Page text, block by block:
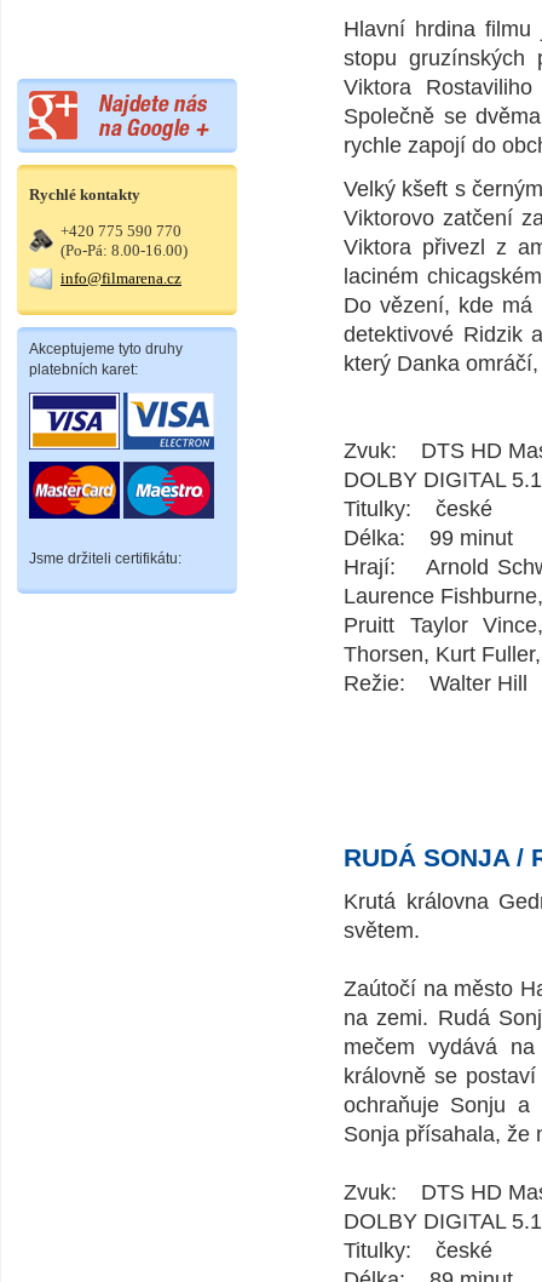
Rychlé kontakty
+420 775 590 770
(Po-Pá: 8.00-16.00)
info@filmarena.cz
Akceptujeme tyto druhy
platebních karet:
Jsme držiteli certifikátu:
Hlavní hrdina filmu
stopu gruzínských
Viktora
Společně se
rychle zapojí do
Velký kšeft s
Viktorovo zatčení
Viktora přivezl z
laciném
Do vězení, kde má
detektivové Ridzik
který Danka
Zvuk: DTS HD
DOLBY DIGITAL
Titulky: české
Délka: 99 minut
Hrají: Arnold
Laurence
Pruitt Taylor
Thorsen, Kurt
Režie: Walter Hill
RUDÁ SONJA /
Krutá královna
světem.
Zaútočí na město
na zemi. Rudá
mečem vydává
královně se
ochraňuje Sonju a
Sonja přísahala, že
Zvuk: DTS HD
DOLBY DIGITAL
Titulky: české